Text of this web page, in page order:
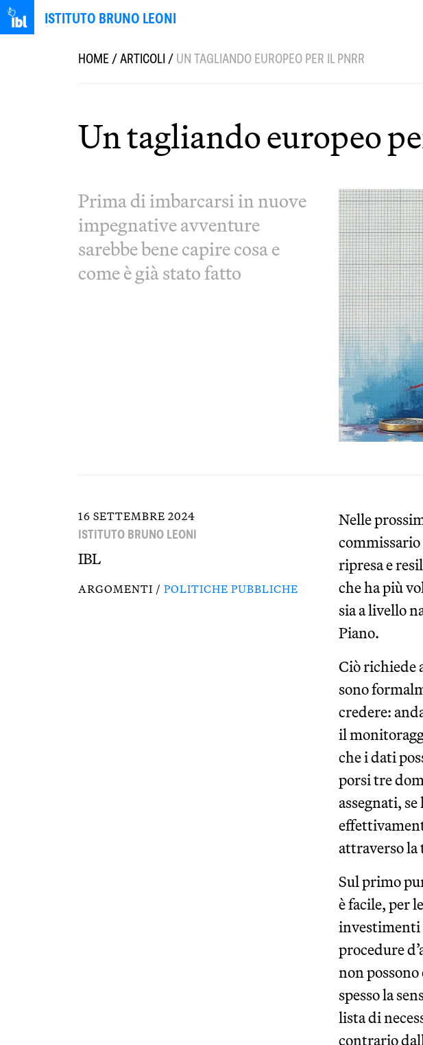
ISTITUTO BRUNO LEONI
HOME/ARTICOLI/UN TAGLIANDO EUROPEO PER IL PNRR
Un tagliando europeo
Prima di imbarcarsi in nuove
impegnative avventure
sarebbe bene capire cosa e
come è già stato fatto
16 SETTEMBRE 2024
ISTITUTO BRUNO LEONI
IBL
ARGOMENTI / POLITICHE PUBBLICHE
Nelle
ripresa e
che ha più
sia a livello
Piano.
Ciò richiede
sono
credere:
il
che i dati
porsi tre
assegnati,
attraverso la
Sul primo
è facile, per
investimenti
procedure
non possono
spesso la
lista di
contrario